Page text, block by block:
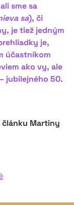
sme sa
sa), či
je tiež jedným
je,
účastníkom
ako vy, ale
jubilejného 50.
článku Martiny